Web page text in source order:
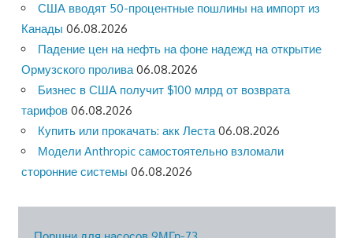
США вводят 50-процентные пошлины на импорт из
Канады 06.08.2026
Падение цен на нефть на фоне надежд на открытие
Ормузского пролива 06.08.2026
Бизнес в США получит $100 млрд от возврата
тарифов 06.08.2026
Купить или прокачать: акк Леста 06.08.2026
Модели Anthropic самостоятельно взломали
сторонние системы 06.08.2026